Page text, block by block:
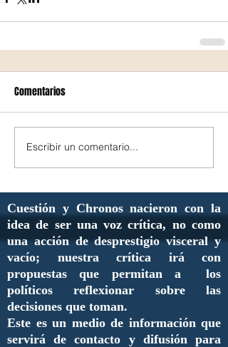
Comentarios
Escribir un comentario...
Cuestión y Chronos nacieron con la
idea de ser una voz crítica, no como
una acción de desprestigio visceral y
vacío; nuestra crítica irá con
propuestas que permitan a los
políticos reflexionar sobre las
decisiones que toman.
Este es un medio de información que
servirá de contacto y difusión para